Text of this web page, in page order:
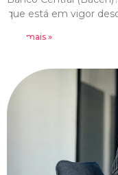
que está em vigor
Leia mais »